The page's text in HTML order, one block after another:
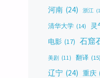
河南 (24) 浙江
清华大学 (14) 灵
电影 (17) 石窟
美剧 (11) 翻译 (15)
辽宁 (24) 重庆